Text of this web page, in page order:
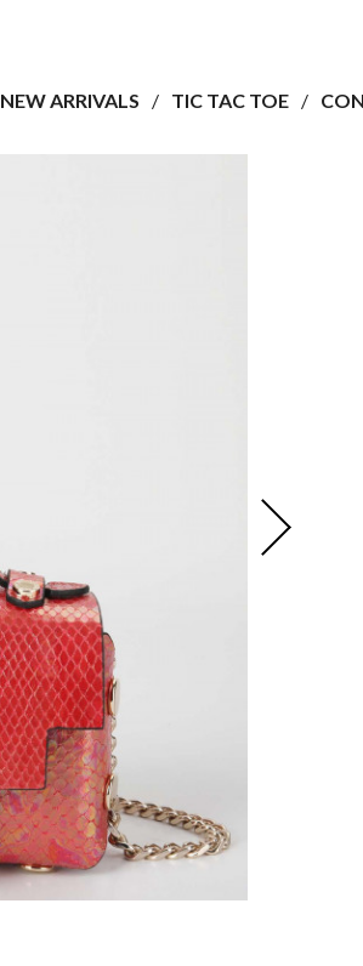
NEW ARRIVALS TIC TAC TOE